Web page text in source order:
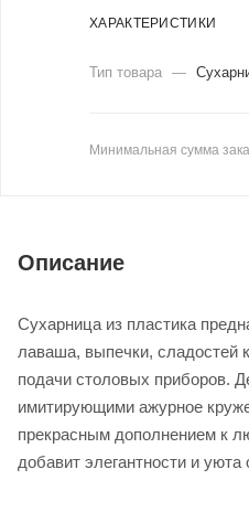
ХАРАКТЕРИСТИКИ
Тип товара —
Минимальная сумма
Описание
Сухарница из пластика
лаваша, выпечки, сладостей
подачи столовых приборов.
имитирующими ажурное
прекрасным дополнением к
добавит элегантности и